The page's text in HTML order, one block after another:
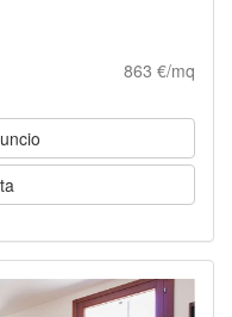
863 €/mq
Next